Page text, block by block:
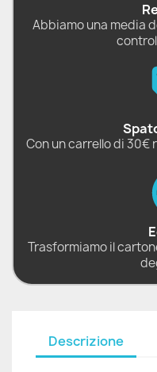
Abbiamo una media
Con un carrello di 30€
Trasformiamo il
Descrizione